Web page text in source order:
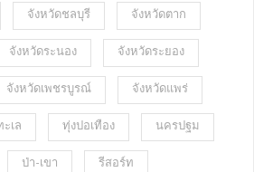
จังหวัดชลบุรี จังหวัดตาก
จังหวัดระนอง จังหวัดระยอง
จังหวัดเพชรบูรณ์ จังหวัดแพร่
เล ทุ่งปอเทือง นครปฐม
ป่า-เขา รีสอร์ท